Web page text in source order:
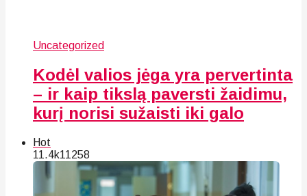
Uncategorized
Kodėl valios jėga yra pervertinta
– ir kaip tikslą paversti žaidimu,
kurį norisi sužaisti iki galo
Hot
11.4k11258